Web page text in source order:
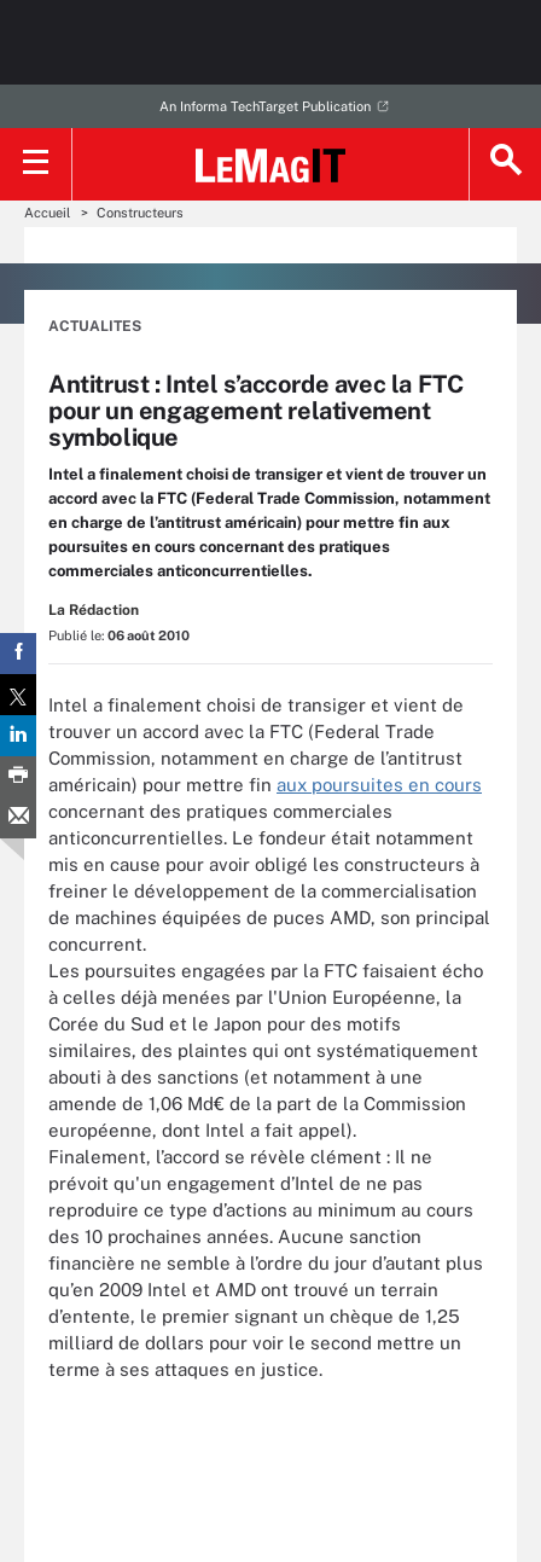
An Informa TechTarget Publication
Accueil Constructeurs
ACTUALITES
Antitrust : Intel s’accorde avec la FTC
pour un engagement relativement
symbolique
Intel a finalement choisi de transiger et vient de trouver un
accord avec la FTC (Federal Trade Commission, notamment
en charge de l’antitrust américain) pour mettre fin aux
poursuites en cours concernant des pratiques
commerciales anticoncurrentielles.
La Rédaction
Publié le: 06 août 2010
Intel a finalement choisi de transiger et vient de
trouver un accord avec la FTC (Federal Trade
Commission, notamment en charge de l’antitrust
américain) pour mettre fin aux poursuites en cours
concernant des pratiques commerciales
anticoncurrentielles. Le fondeur était notamment
mis en cause pour avoir obligé les constructeurs à
freiner le développement de la commercialisation
de machines équipées de puces AMD, son principal
concurrent.
Les poursuites engagées par la FTC faisaient écho
à celles déjà menées par l'Union Européenne, la
Corée du Sud et le Japon pour des motifs
similaires, des plaintes qui ont systématiquement
abouti à des sanctions (et notamment à une
amende de 1,06 Md€ de la part de la Commission
européenne, dont Intel a fait appel).
Finalement, l’accord se révèle clément : Il ne
prévoit qu'un engagement d’Intel de ne pas
reproduire ce type d’actions au minimum au cours
des 10 prochaines années. Aucune sanction
financière ne semble à l’ordre du jour d’autant plus
qu’en 2009 Intel et AMD ont trouvé un terrain
d’entente, le premier signant un chèque de 1,25
milliard de dollars pour voir le second mettre un
terme à ses attaques en justice.